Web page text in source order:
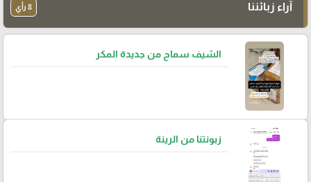
آراء زبائننا 8 رأي
الشيف سماح من جديدة المكر
زبونتنا من الرينة